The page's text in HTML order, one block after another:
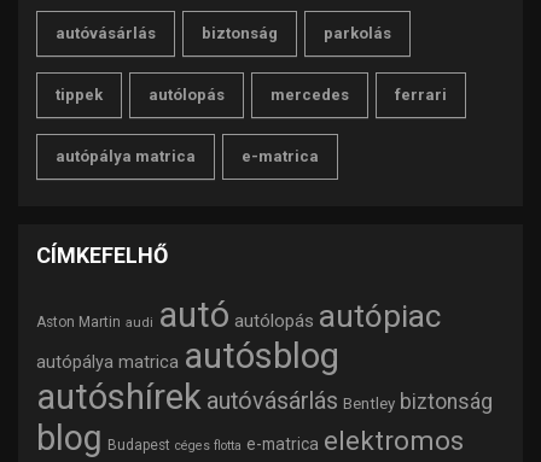
autóvásárlás biztonság parkolás
tippek autólopás mercedes ferrari
autópálya matrica e-matrica
CÍMKEFELHŐ
Aston Martin audi autó autólopás autópiac
autópálya matrica autósblog
autóshírek autóvásárlás Bentley biztonság
blog Budapest céges flotta e-matrica elektromos